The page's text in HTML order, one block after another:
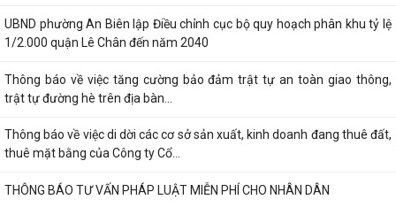
UBND phường An Biên lập Điều chỉnh cục bộ quy hoạch phân khu tỷ lệ
1/2.000 quận Lê Chân đến năm 2040
Thông báo về việc tăng cường bảo đảm trật tự an toàn giao thông,
trật tự đường hè trên địa bàn...
Thông báo về việc di dời các cơ sở sản xuất, kinh doanh đang thuê đất,
thuê mặt bằng của Công ty Cổ...
THÔNG BÁO TƯ VẤN PHÁP LUẬT MIỄN PHÍ CHO NHÂN DÂN